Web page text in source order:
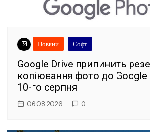
Новини Софт
Google Drive припинить
копіювання фото до Google
10-го серпня
06.08.2026 0